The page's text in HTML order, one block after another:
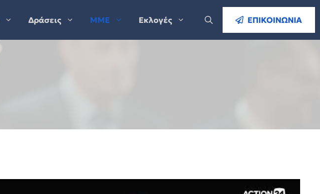
Δράσεις ΜΜΕ Εκλογές ΕΠΙΚΟΙΝΩΝΙΑ